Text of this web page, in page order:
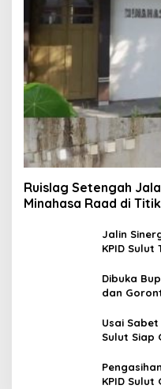
Ruislag Setengah
Minahasa Raad di
Jalin
KPID Sulut
Penyiaran
Dibuka
dan
Usai
Sulut Siap
KPID